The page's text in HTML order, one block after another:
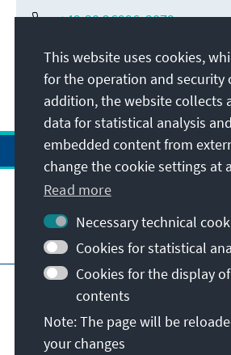
+49 30 26996-3879
Visit also
Imprint Data protection
Declaration on
Report an
© Konrad-Adenauer-
This website uses cookies,
for the operation and security
addition, the website collects
data for statistical analysis
embedded content from
change the cookie settings at
Read more
Necessary technical
Cookies for statistical
Cookies for the display
contents
Note: The page will be
your changes